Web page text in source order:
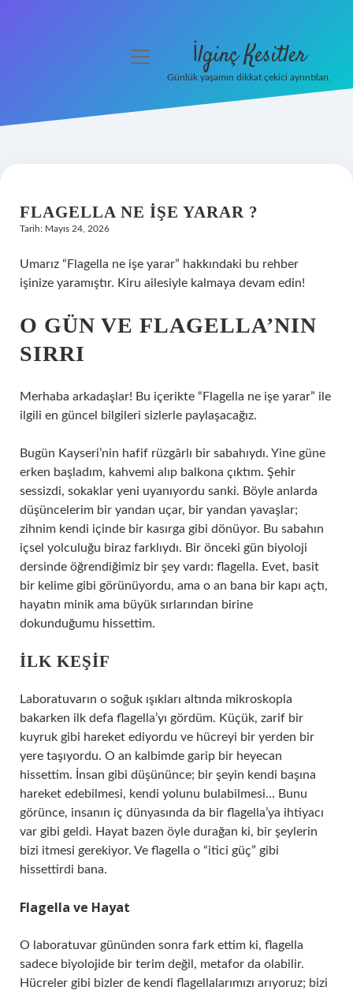
Hakkımızda
menüyü
İlginç Kesitler
Günlük yaşamın dikkat çekici ayrıntıları.
FLAGELLA NE IŞE YARAR ?
Tarih: Mayıs 24, 2026
Umarız “Flagella ne işe yarar” hakkındaki bu rehber
işinize yaramıştır. Kiru ailesiyle kalmaya devam edin!
O GÜN VE FLAGELLA’NIN
SIRRI
Merhaba arkadaşlar! Bu içerikte “Flagella ne işe yarar” ile
ilgili en güncel bilgileri sizlerle paylaşacağız.
Bugün Kayseri’nin hafif rüzgârlı bir sabahıydı. Yine güne
erken başladım, kahvemi alıp balkona çıktım. Şehir
sessizdi, sokaklar yeni uyanıyordu sanki. Böyle anlarda
düşüncelerim bir yandan uçar, bir yandan yavaşlar;
zihnim kendi içinde bir kasırga gibi dönüyor. Bu sabahın
içsel yolculuğu biraz farklıydı. Bir önceki gün biyoloji
dersinde öğrendiğimiz bir şey vardı: flagella. Evet, basit
bir kelime gibi görünüyordu, ama o an bana bir kapı açtı,
hayatın minik ama büyük sırlarından birine
dokunduğumu hissettim.
İLK KEŞIF
Laboratuvarın o soğuk ışıkları altında mikroskopla
bakarken ilk defa flagella’yı gördüm. Küçük, zarif bir
kuyruk gibi hareket ediyordu ve hücreyi bir yerden bir
yere taşıyordu. O an kalbimde garip bir heyecan
hissettim. İnsan gibi düşününce; bir şeyin kendi başına
hareket edebilmesi, kendi yolunu bulabilmesi… Bunu
görünce, insanın iç dünyasında da bir flagella’ya ihtiyacı
var gibi geldi. Hayat bazen öyle durağan ki, bir şeylerin
bizi itmesi gerekiyor. Ve flagella o “itici güç” gibi
hissettirdi bana.
Flagella ve Hayat
O laboratuvar gününden sonra fark ettim ki, flagella
sadece biyolojide bir terim değil, metafor da olabilir.
Hücreler gibi bizler de kendi flagellalarımızı arıyoruz; bizi